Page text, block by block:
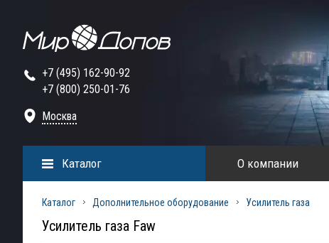
+7 (495) 162-90-92
+7 (800) 250-01-76
Москва
О компании
Каталог
Каталог Дополнительное оборудование Усилитель газа
Усилитель газа Faw